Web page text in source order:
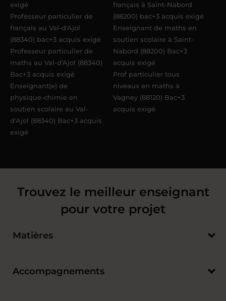
exigé
Professeur particulier de
français au Val-d'Ajol
(88340) bac+3 acquis exigé
Professeur particulier de
maths au Val-d'Ajol (88340)
Bac+3 acquis exigé
Enseignant(e) de
physique-chimie en
soutien scolaire au Val-
d'Ajol (88340) Bac+3 acquis
exigé
français à Saint-Nabord
(88200) bac+3 acquis exigé
Enseignant de maths en
soutien scolaire à Saint-
Nabord (88200) Bac+3
acquis exigé
Prof particulier tous
niveaux en maths à
Vagney (88120) Bac+3
acquis exigé
Trouvez le meilleur enseignant
pour votre projet
Matières
Accompagnements